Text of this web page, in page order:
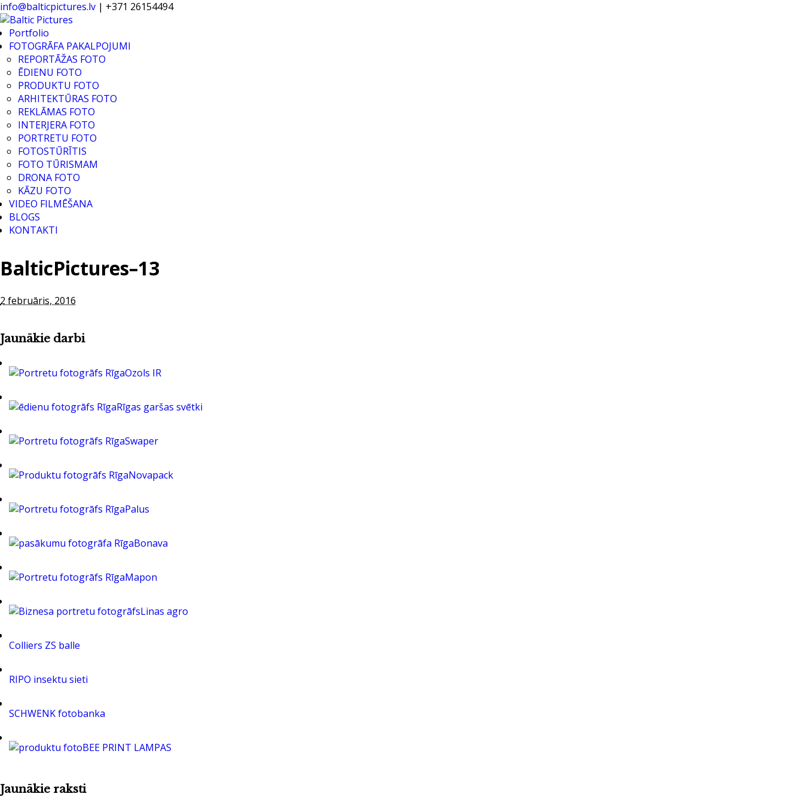
info@balticpictures.lv | +371 26154494
Portfolio
FOTOGRĀFA PAKALPOJUMI
REPORTĀŽAS FOTO
ĒDIENU FOTO
PRODUKTU FOTO
ARHITEKTŪRAS FOTO
REKLĀMAS FOTO
INTERJERA FOTO
PORTRETU FOTO
FOTOSTŪRĪTIS
FOTO TŪRISMAM
DRONA FOTO
KĀZU FOTO
VIDEO FILMĒŠANA
BLOGS
KONTAKTI
BalticPictures–13
2 februāris, 2016
Jaunākie darbi
Ozols IR
Rīgas garšas svētki
Swaper
Novapack
Palus
Bonava
Mapon
Linas agro
Colliers ZS balle
RIPO insektu sieti
SCHWENK fotobanka
BEE PRINT LAMPAS
Jaunākie raksti